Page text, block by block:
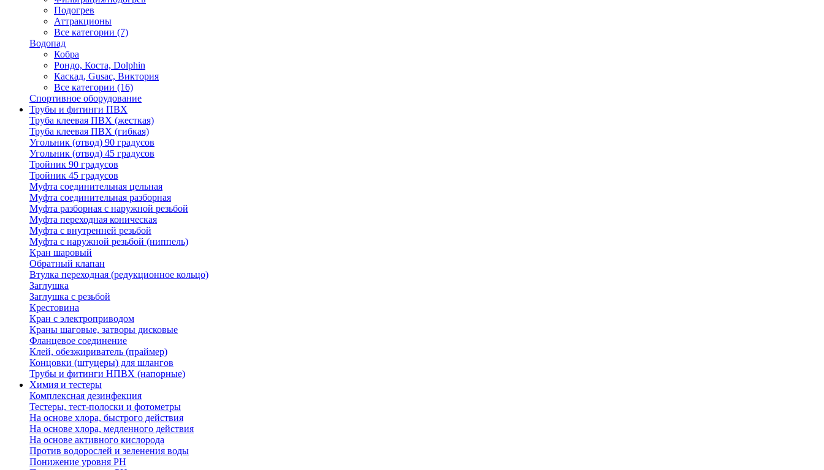
Подогрев
Аттракционы
Все категории (7)
Водопад
Кобра
Рондо, Коста, Dolphin
Каскад, Gusac, Виктория
Все категории (16)
Спортивное оборудование
Трубы и фитинги ПВХ
Труба клеевая ПВХ (жесткая)
Труба клеевая ПВХ (гибкая)
Угольник (отвод) 90 градусов
Угольник (отвод) 45 градусов
Тройник 90 градусов
Тройник 45 градусов
Муфта соединительная цельная
Муфта соединительная разборная
Муфта разборная с наружной резьбой
Муфта переходная коническая
Муфта с внутренней резьбой
Муфта с наружной резьбой (ниппель)
Кран шаровый
Обратный клапан
Втулка переходная (редукционное кольцо)
Заглушка
Заглушка с резьбой
Крестовина
Кран с электроприводом
Краны шаговые, затворы дисковые
Фланцевое соединение
Клей, обезжириватель (праймер)
Концовки (штуцеры) для шлангов
Трубы и фитинги НПВХ (напорные)
Химия и тестеры
Комплексная дезинфекция
Тестеры, тест-полоски и фотометры
На основе хлора, быстрого действия
На основе хлора, медленного действия
На основе активного кислорода
Против водорослей и зеленения воды
Понижение уровня РН